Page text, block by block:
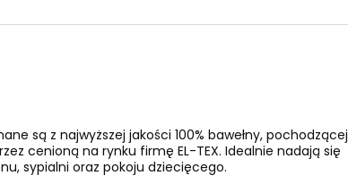
są z najwyższej jakości 100% bawełny, pochodzącej
cenioną na rynku firmę EL-TEX. Idealnie nadają się
sypialni oraz pokoju dziecięcego.